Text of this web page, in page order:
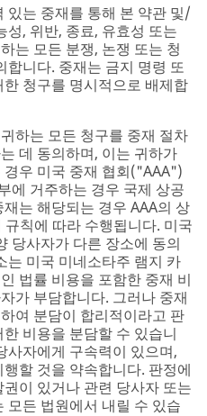
있는 중재를 통해 본 약관 및/
성, 위반, 종료, 유효성 또는
는 모든 분쟁, 논쟁 또는 청
합니다. 중재는 금지 명령 또
청구를 명시적으로 배제합
하는 모든 청구를 중재 절차
데 동의하며, 이는 귀하가
우 미국 중재 협회("AAA")
에 거주하는 경우 국제 상공
는 해당되는 경우 AAA의 상
칙에 따라 수행됩니다. 미국
당사자가 다른 장소에 동의
는 미국 미네소타주 램지 카
법률 비용을 포함한 중재 비
가 부담합니다. 그러나 중재
여 분담이 합리적이라고 판
비용을 분담할 수 있습니
사자에게 구속력이 있으며,
할 것을 약속합니다. 판정에
이 있거나 관련 당사자 또는
모든 법원에서 내릴 수 있습